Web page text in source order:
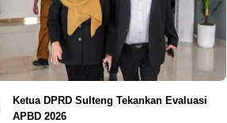
Ketua DPRD Sulteng Tekankan Evaluasi
APBD 2026